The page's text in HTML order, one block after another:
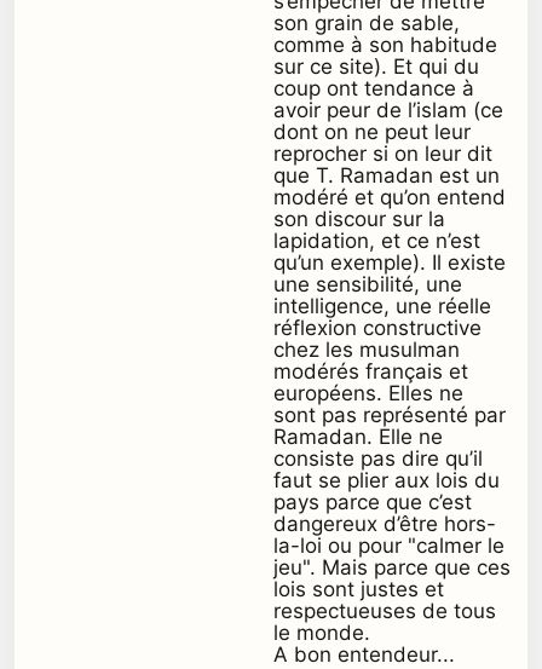
son grain de sable,
comme à son habitude
sur ce site). Et qui du
coup ont tendance à
avoir peur de l’islam (ce
dont on ne peut leur
reprocher si on leur dit
que T. Ramadan est un
modéré et qu’on entend
son discour sur la
lapidation, et ce n’est
qu’un exemple). Il existe
une sensibilité, une
intelligence, une réelle
réflexion constructive
chez les musulman
modérés français et
européens. Elles ne
sont pas représenté par
Ramadan. Elle ne
consiste pas dire qu’il
faut se plier aux lois du
pays parce que c’est
dangereux d’être hors-
la-loi ou pour "calmer le
jeu". Mais parce que ces
lois sont justes et
respectueuses de tous
le monde.
A bon entendeur...